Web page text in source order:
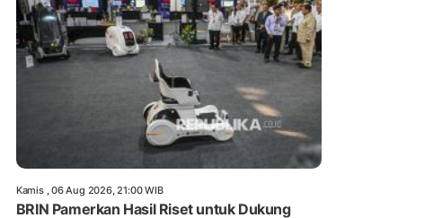
Kamis , 06 Aug 2026, 21:00 WIB
BRIN Pamerkan Hasil Riset untuk Dukung